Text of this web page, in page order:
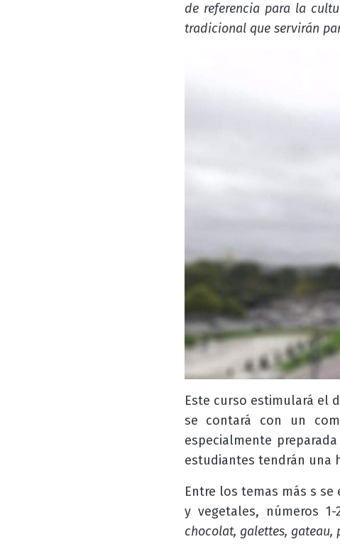
de referencia para la
tradicional que servirán
Este curso estimulará el
se contará con un
especialmente
estudiantes tendrán una
Entre los temas más s se
y vegetales, números
chocolat, galettes, gateau,